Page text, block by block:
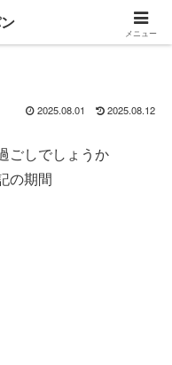
2025.08.01 2025.08.12
ごしでしょうか
の期間
メニュー